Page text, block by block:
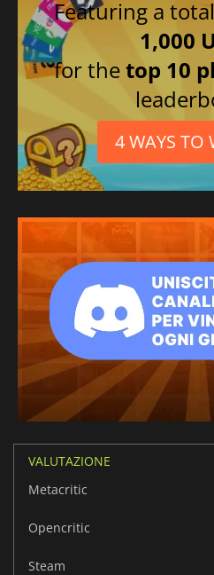
Featuring a
1,000
for thetop 10
4 WAYS TO
VALUTAZIONE
Metacritic
Opencritic
Steam